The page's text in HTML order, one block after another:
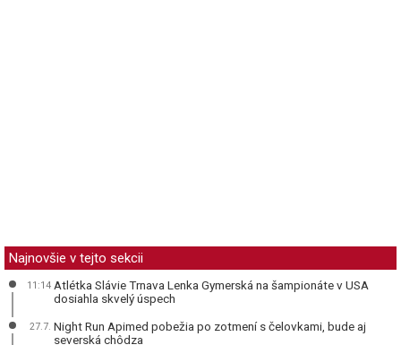
Najnovšie v tejto sekcii
11:14 Atlétka Slávie Trnava Lenka Gymerská na šampionáte v USA
dosiahla skvelý úspech
27.7. Night Run Apimed pobežia po zotmení s čelovkami, bude aj
severská chôdza